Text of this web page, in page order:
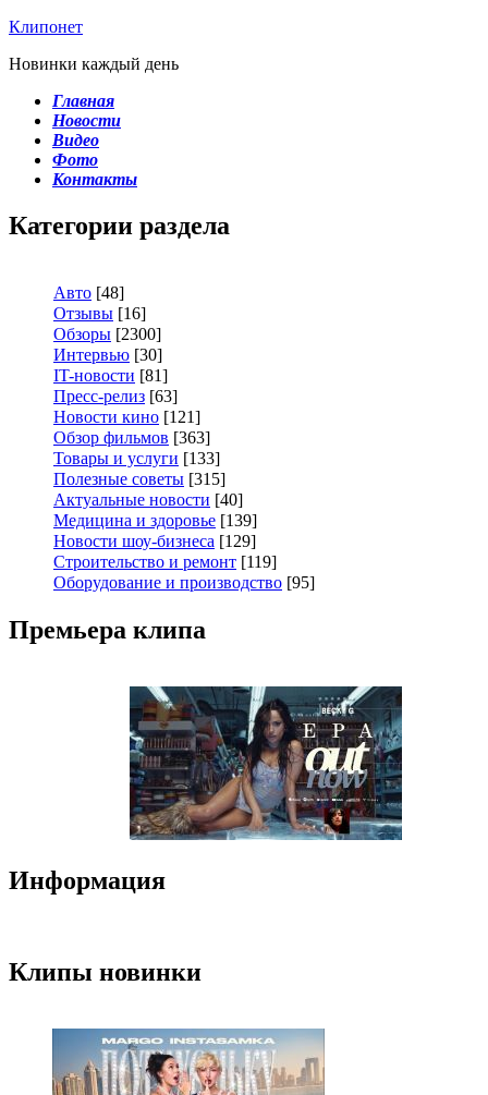
Клипонет
Новинки каждый день
Главная
Новости
Видео
Фото
Контакты
Категории раздела
Авто [48]
Отзывы [16]
Обзоры [2300]
Интервью [30]
IT-новости [81]
Пресс-релиз [63]
Новости кино [121]
Обзор фильмов [363]
Товары и услуги [133]
Полезные советы [315]
Актуальные новости [40]
Медицина и здоровье [139]
Новости шоу-бизнеса [129]
Строительство и ремонт [119]
Оборудование и производство [95]
Премьера клипа
Информация
Клипы новинки